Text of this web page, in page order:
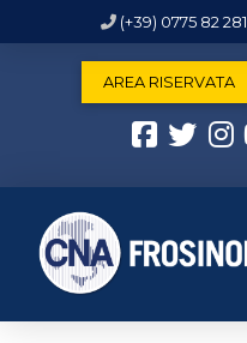
(+39) 0775 82 281
AREA RISERVATA